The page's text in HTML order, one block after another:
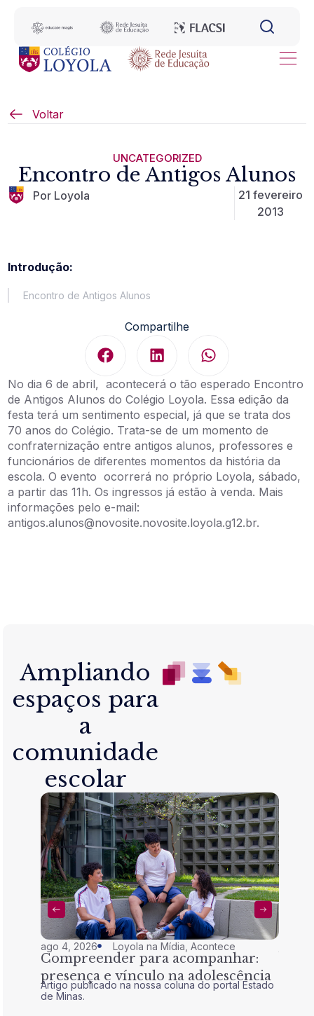
Voltar
UNCATEGORIZED
Encontro de Antigos Alunos
Por Loyola
21 fevereiro
2013
Introdução:
Encontro de Antigos Alunos
Compartilhe
No dia 6 de abril, acontecerá o tão esperado Encontro
de Antigos Alunos do Colégio Loyola. Essa edição da
festa terá um sentimento especial, já que se trata dos
70 anos do Colégio. Trata-se de um momento de
confraternização entre antigos alunos, professores e
funcionários de diferentes momentos da história da
escola. O evento ocorrerá no próprio Loyola, sábado,
a partir das 11h. Os ingressos já estão à venda. Mais
informações pelo e-mail:
antigos.alunos@novosite.novosite.loyola.g12.br.
Ampliando
espaços para
a
comunidade
escolar
ago 4, 2026 Loyola na Mídia ,Acontece
Compreender para acompanhar:
presença e vínculo na adolescência
Artigo publicado na nossa coluna do portal Estado
de Minas.